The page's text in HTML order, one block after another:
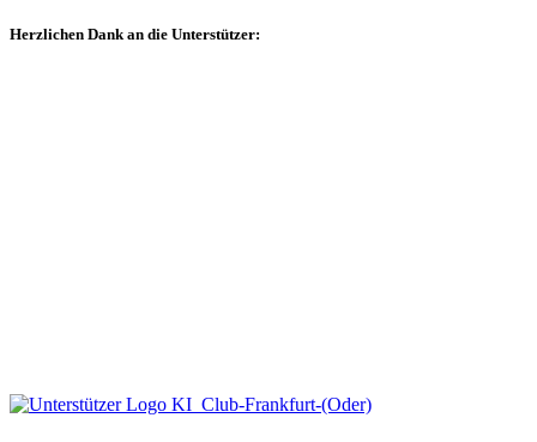
Herzlichen Dank an die Unterstützer: